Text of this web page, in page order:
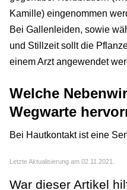
Kamille) eingenommen
Bei Gallenleiden, sowie
und Stillzeit sollt die
einem Arzt angewendet
Welche
Wegwarte
Bei Hautkontakt ist eine
Letzte Aktualisierung am 02.11.2021.
War dieser Artikel